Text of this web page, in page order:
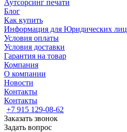
Аутсорсинг печати
Блог
Как купить
Информация для Юридических лиц
Условия оплаты
Условия доставки
Гарантия на товар
Компания
О компании
Новости
Контакты
Контакты
+7 915 129-08-62
Заказать звонок
Задать вопрос